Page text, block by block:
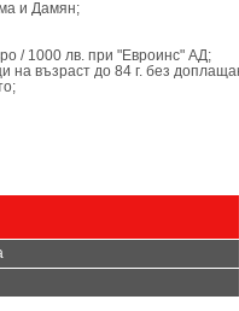
и Дамян;
/ 1000 лв. при "Евроинс" АД;
на възраст до 84 г. без